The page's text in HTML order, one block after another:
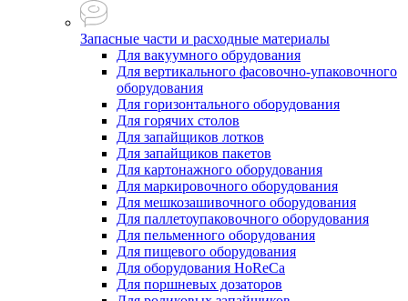
Запасные части и расходные материалы
Для вакуумного обрудования
Для вертикального фасовочно-упаковочного
оборудования
Для горизонтального оборудования
Для горячих столов
Для запайщиков лотков
Для запайщиков пакетов
Для картонажного оборудования
Для маркировочного оборудования
Для мешкозашивочного оборудования
Для паллетоупаковочного оборудования
Для пельменного оборудования
Для пищевого оборудования
Для оборудования HoReCa
Для поршневых дозаторов